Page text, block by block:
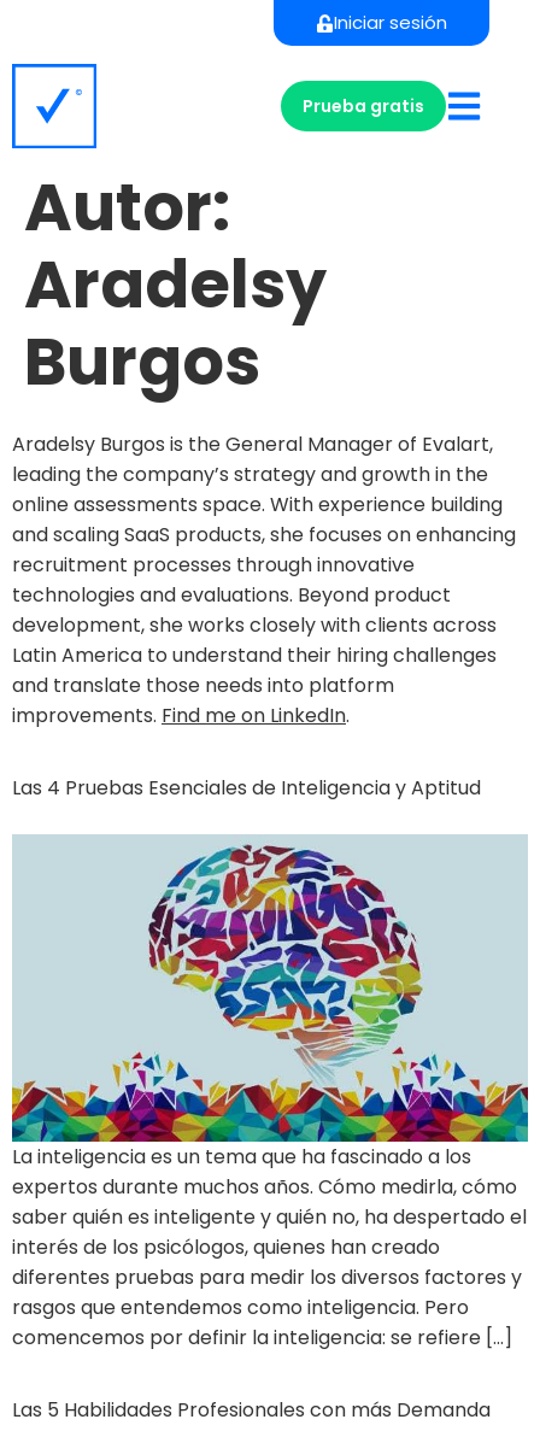
Iniciar sesión
Prueba gratis
Autor:
Aradelsy
Burgos
Aradelsy Burgos is the General Manager of Evalart,
leading the company’s strategy and growth in the
online assessments space. With experience building
and scaling SaaS products, she focuses on enhancing
recruitment processes through innovative
technologies and evaluations. Beyond product
development, she works closely with clients across
Latin America to understand their hiring challenges
and translate those needs into platform
improvements. Find me on LinkedIn.
Las 4 Pruebas Esenciales de Inteligencia y Aptitud
La inteligencia es un tema que ha fascinado a los
expertos durante muchos años. Cómo medirla, cómo
saber quién es inteligente y quién no, ha despertado el
interés de los psicólogos, quienes han creado
diferentes pruebas para medir los diversos factores y
rasgos que entendemos como inteligencia. Pero
comencemos por definir la inteligencia: se refiere […]
Las 5 Habilidades Profesionales con más Demanda